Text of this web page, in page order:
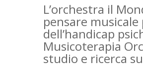
L’orchestra il
pensare
dell’handicap
Musicoterapia
studio e ricerca